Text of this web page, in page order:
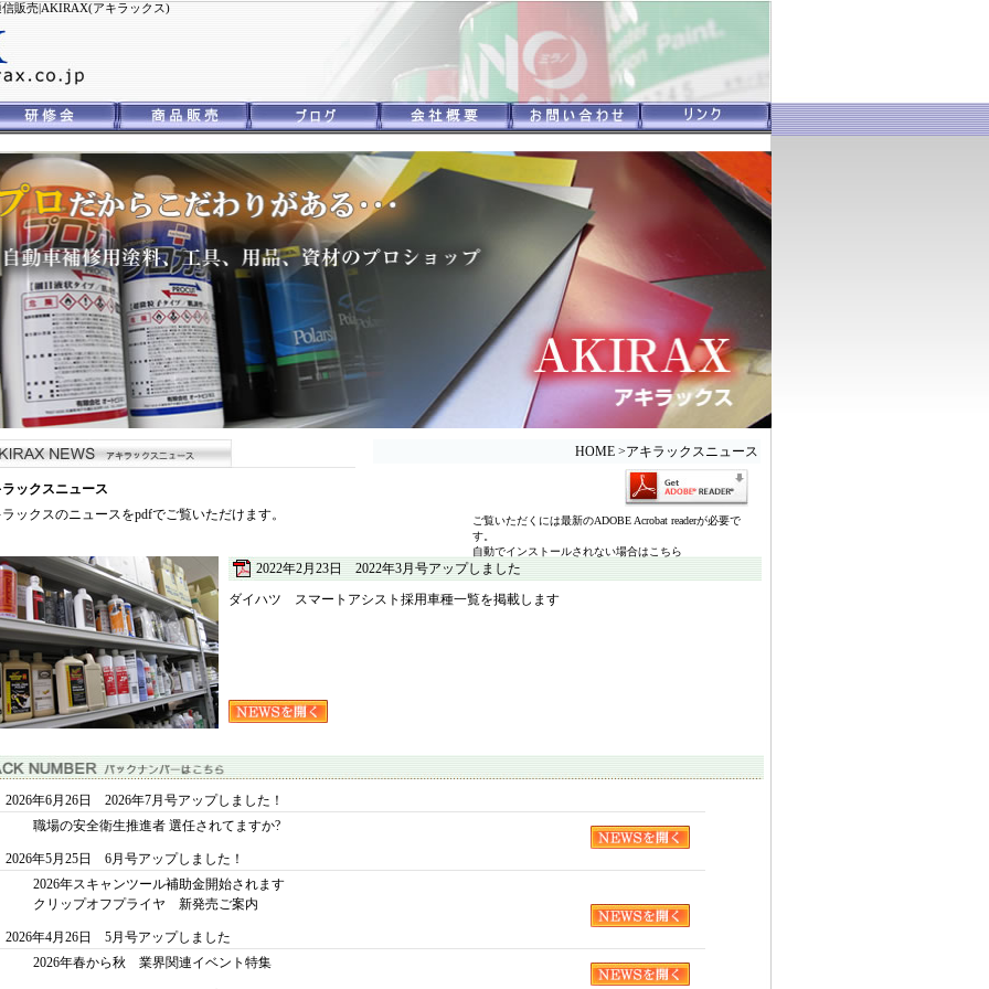
販売|AKIRAX(アキラックス)
ックスニュース
ックスのニュースをpdfでご覧いただけます。
HOME >アキラックスニュース
ご覧いただくには最新のADOBE Acrobat readerが必要で
す。
自動でインストールされない場合はこちら
2022年2月23日 2022年3月号アップしました
ダイハツ スマートアシスト採用車種一覧を掲載します
2026年6月26日 2026年7月号アップしました！
職場の安全衛生推進者 選任されてますか?
2026年5月25日 6月号アップしました！
2026年スキャンツール補助金開始されます
クリップオフプライヤ 新発売ご案内
2026年4月26日 5月号アップしました
2026年春から秋 業界関連イベント特集